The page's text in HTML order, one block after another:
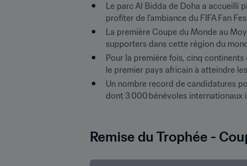
Le parc Al Bidda de Doha a accueilli
profiter de l’ambiance du FIFA Fan
La première Coupe du Monde au
supporters dans cette région du
Pour la première fois, cinq
le premier pays africain à atteindre
Un nombre record de candidatures
dont 3 000 bénévoles internationaux
Remise du Trophée -